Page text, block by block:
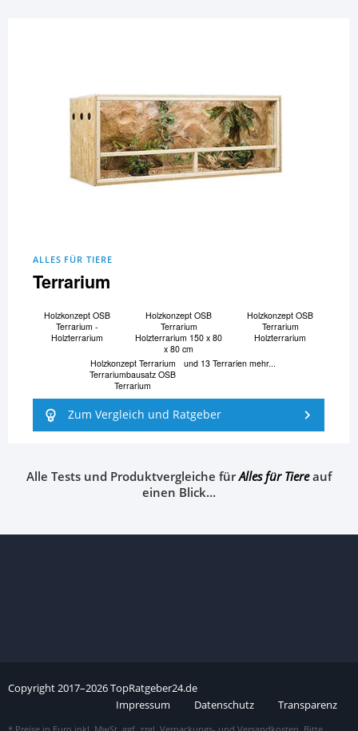
ALLES FÜR TIERE
Terrarium
Holzkonzept OSB
Terrarium -
Holzterrarium
Holzkonzept OSB
Terrarium
Holzterrarium 150 x 80
x 80 cm
Holzkonzept OSB
Terrarium
Holzterrarium
Holzkonzept Terrarium
Terrariumbausatz OSB
Terrarium
und 13 Terrarien mehr...
Zum Vergleich und Ratgeber
Alle Tests und Produktvergleiche fürAlles für Tiereauf
einen Blick…
Copyright2017–2026TopRatgeber24.de
Impressum
Datenschutz Transparenz